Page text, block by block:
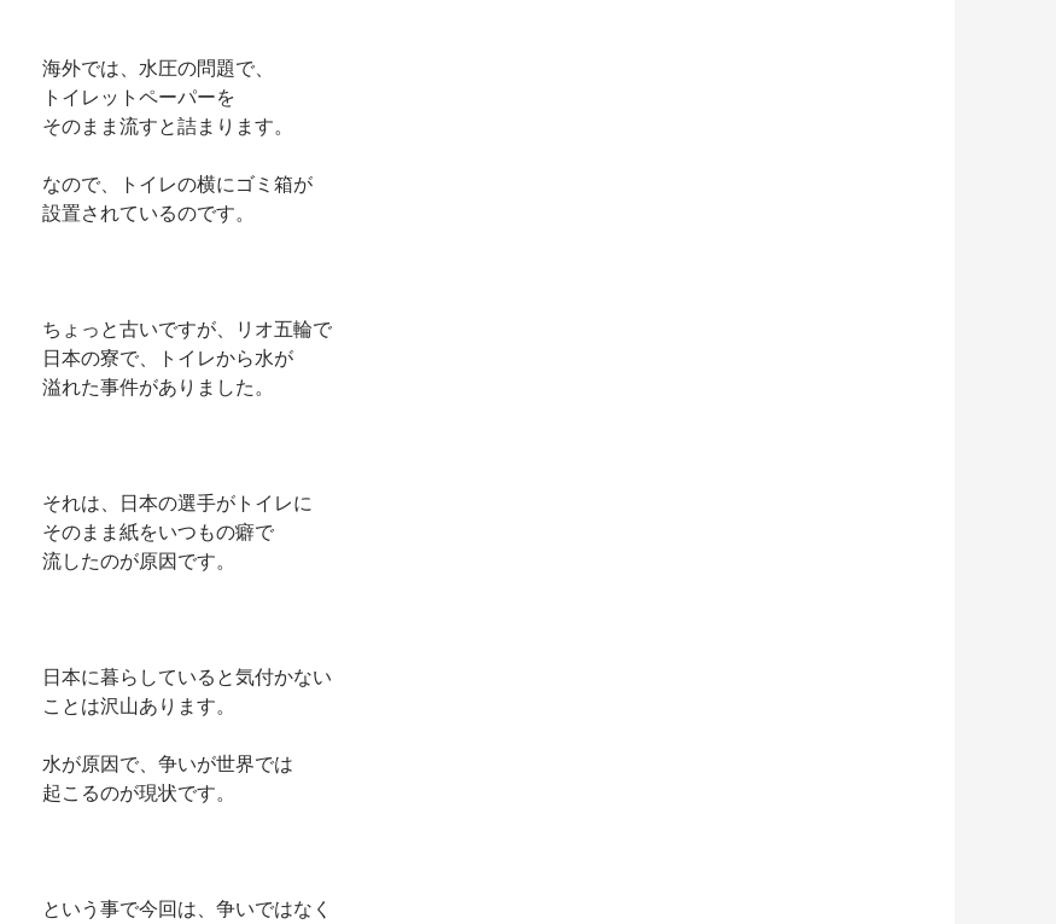
海外では、水圧の問題で、
トイレットペーパーを
そのまま流すと詰まります。
なので、トイレの横にゴミ箱が
設置されているのです。
ちょっと古いですが、リオ五輪で
日本の寮で、トイレから水が
溢れた事件がありました。
それは、日本の選手がトイレに
そのまま紙をいつもの癖で
流したのが原因です。
日本に暮らしていると気付かない
ことは沢山あります。
水が原因で、争いが世界では
起こるのが現状です。
という事で今回は、争いではなく